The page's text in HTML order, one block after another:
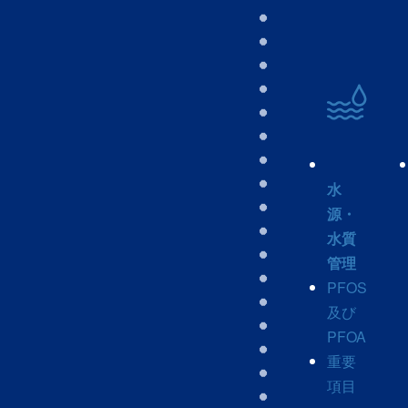
水
源・
水質
管理
PFOS
及び
PFOA
重要
項目